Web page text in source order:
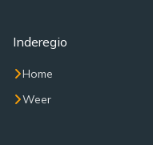
Inderegio
Home
Weer